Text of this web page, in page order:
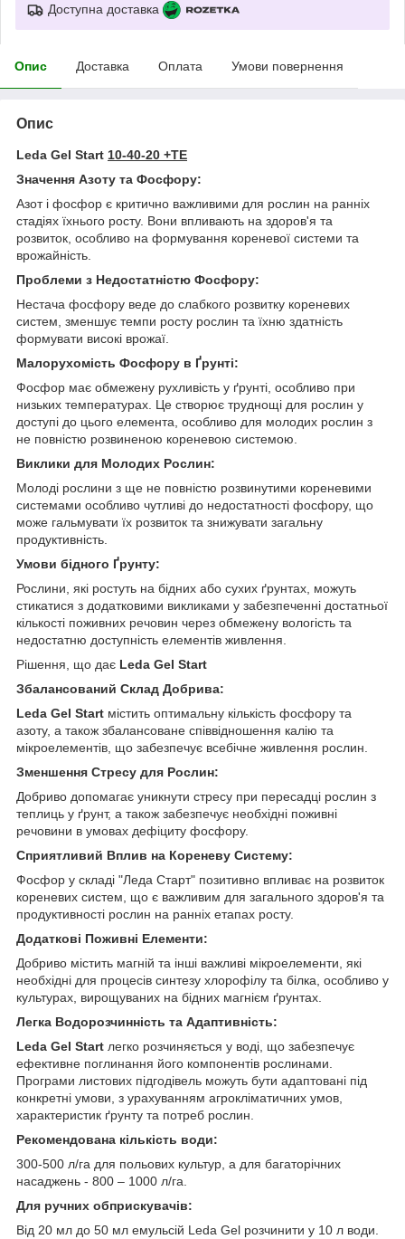
Доступна доставка
Опис Доставка Оплата Умови повернення
Опис
Leda Gel Start 10-40-20 +ТЕ
Значення Азоту та Фосфору:
Азот і фосфор є критично важливими для рослин на ранніх
стадіях їхнього росту. Вони впливають на здоров'я та
розвиток, особливо на формування кореневої системи та
врожайність.
Проблеми з Недостатністю Фосфору:
Нестача фосфору веде до слабкого розвитку кореневих
систем, зменшує темпи росту рослин та їхню здатність
формувати високі врожаї.
Малорухомість Фосфору в Ґрунті:
Фосфор має обмежену рухливість у ґрунті, особливо при
низьких температурах. Це створює труднощі для рослин у
доступі до цього елемента, особливо для молодих рослин з
не повністю розвиненою кореневою системою.
Виклики для Молодих Рослин:
Молоді рослини з ще не повністю розвинутими кореневими
системами особливо чутливі до недостатності фосфору, що
може гальмувати їх розвиток та знижувати загальну
продуктивність.
Умови бідного Ґрунту:
Рослини, які ростуть на бідних або сухих ґрунтах, можуть
стикатися з додатковими викликами у забезпеченні достатньої
кількості поживних речовин через обмежену вологість та
недостатню доступність елементів живлення.
Рішення, що дає Leda Gel Start
Збалансований Склад Добрива:
Leda Gel Start містить оптимальну кількість фосфору та
азоту, а також збалансоване співвідношення калію та
мікроелементів, що забезпечує всебічне живлення рослин.
Зменшення Стресу для Рослин:
Добриво допомагає уникнути стресу при пересадці рослин з
теплиць у ґрунт, а також забезпечує необхідні поживні
речовини в умовах дефіциту фосфору.
Сприятливий Вплив на Кореневу Систему:
Фосфор у складі "Леда Старт" позитивно впливає на розвиток
кореневих систем, що є важливим для загального здоров'я та
продуктивності рослин на ранніх етапах росту.
Додаткові Поживні Елементи:
Добриво містить магній та інші важливі мікроелементи, які
необхідні для процесів синтезу хлорофілу та білка, особливо у
культурах, вирощуваних на бідних магнієм ґрунтах.
Легка Водорозчинність та Адаптивність:
Leda Gel Start легко розчиняється у воді, що забезпечує
ефективне поглинання його компонентів рослинами.
Програми листових підгодівель можуть бути адаптовані під
конкретні умови, з урахуванням агрокліматичних умов,
характеристик ґрунту та потреб рослин.
Рекомендована кількість води:
300-500 л/га для польових культур, а для багаторічних
насаджень - 800 – 1000 л/га.
Для ручних обприскувачів:
Від 20 мл до 50 мл емульсій Leda Gel розчинити у 10 л води.